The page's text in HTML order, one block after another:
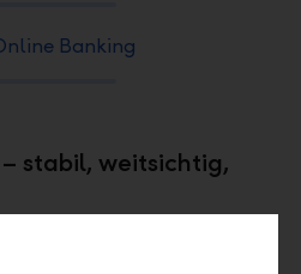
Banking
stabil, weitsichtig,
braucht es
Vision versteht und